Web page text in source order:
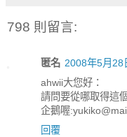
798 則留言:
匿名 2008年5月28
ahwii大您好：
請問要從哪取得這
企鵝喔
回覆